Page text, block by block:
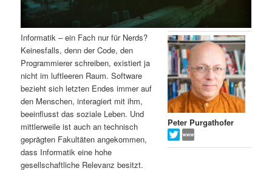
n
l
t
s
p
n
h
a
l
t
Peter Purgathofer
Informatik – ein Fach nur für Nerds?
Keinesfalls, denn der Code, den
Programmierer schreiben, existiert ja
nicht im luftleeren Raum. Software
bezieht sich letzten Endes immer auf
den Menschen, interagiert mit ihm,
beeinflusst das soziale Leben. Und
mittlerweile ist auch an technisch
geprägten Fakultäten angekommen,
dass Informatik eine hohe
gesellschaftliche Relevanz besitzt.